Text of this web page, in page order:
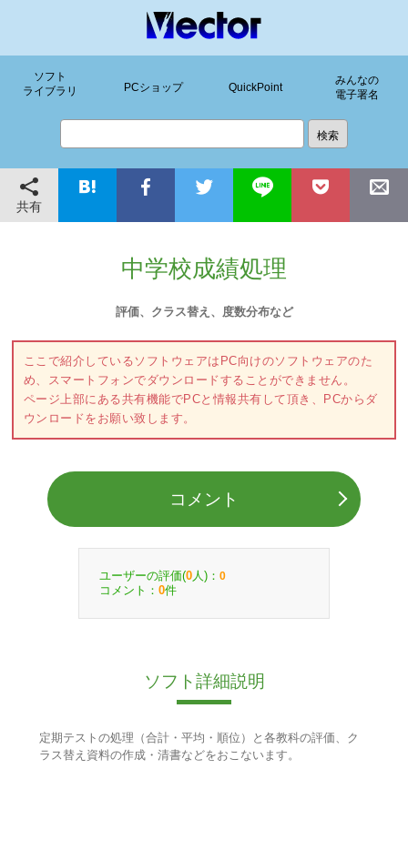
ソフト
ライブラリ
PCショップ QuickPoint
みんなの
電子署名
共有
中学校成績処理
評価、クラス替え、度数分布など
ここで紹介しているソフトウェアはPC向けのソフトウェアのた
め、スマートフォンでダウンロードすることができません。
ページ上部にある共有機能でPCと情報共有して頂き、PCからダ
ウンロードをお願い致します。
コメント
ユーザーの評価(0 人)： 0
コメント： 0件
ソフト詳細説明
定期テストの処理（合計・平均・順位）と各教科の評価、ク
ラス替え資料の作成・清書などをおこないます。